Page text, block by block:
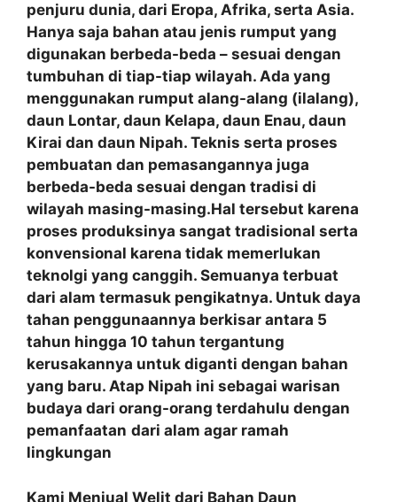
penjuru dunia, dari Eropa, Afrika, serta Asia.
Hanya saja bahan atau jenis rumput yang
digunakan berbeda-beda – sesuai dengan
tumbuhan di tiap-tiap wilayah. Ada yang
menggunakan rumput alang-alang (ilalang),
daun Lontar, daun Kelapa, daun Enau, daun
Kirai dan daun Nipah. Teknis serta proses
pembuatan dan pemasangannya juga
berbeda-beda sesuai dengan tradisi di
wilayah masing-masing.Hal tersebut karena
proses produksinya sangat tradisional serta
konvensional karena tidak memerlukan
teknolgi yang canggih. Semuanya terbuat
dari alam termasuk pengikatnya. Untuk daya
tahan penggunaannya berkisar antara 5
tahun hingga 10 tahun tergantung
kerusakannya untuk diganti dengan bahan
yang baru. Atap Nipah ini sebagai warisan
budaya dari orang-orang terdahulu dengan
pemanfaatan dari alam agar ramah
lingkungan
Kami Menjual Welit dari Bahan Daun